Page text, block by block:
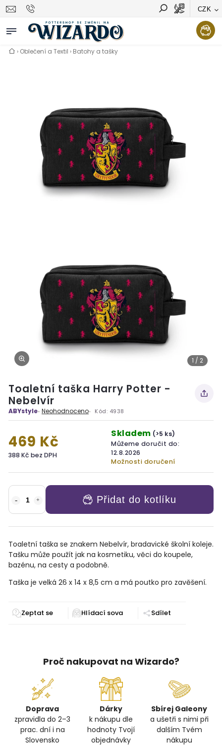
CZK
Vyhledávání Hledat
› Oblečení a Textil › Batohy a tašky
1 / 2
Toaletní taška Harry Potter -
Nebelvír
ABYstyle Neohodnoceno Kód: 4938
469 Kč
388 Kč bez DPH
Skladem (>5 ks)
Můžeme doručit do:
12.8.2026
Možnosti doručení
Přidat do kotlíku
Toaletní taška se znakem Nebelvír, bradavické školní koleje.
Tašku může použít jak na kosmetiku, věci do koupele,
bazénu, na cesty a podobně.
Taška je velká 26 x 14 x 8,5 cm a má poutko pro zavěšení.
Zeptat se Sdílet
Proč nakupovat na Wizardo?
Doprava
zpravidla do 2–3
prac. dní i na
Slovensko
Dárky
k nákupu dle
hodnoty Tvojí
objednávky
Sbírej Galeony
a ušetři s nimi při
dalším Tvém
nákupu